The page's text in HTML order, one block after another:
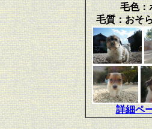
毛色：
毛質：おそ
詳細ペ